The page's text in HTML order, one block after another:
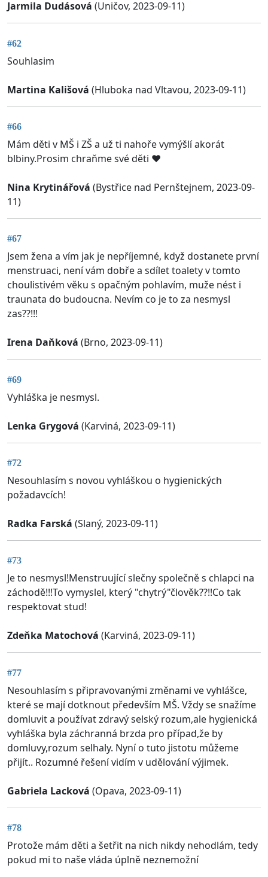
Jarmila Dudásová (Uničov, 2023-09-11)
#62
Souhlasim
Martina Kališová (Hluboka nad Vltavou, 2023-09-11)
#66
Mám děti v MŠ i ZŠ a už ti nahoře vymýšlí akorát
blbiny.Prosim chraňme své děti ❤️
Nina Krytinářová (Bystřice nad Pernštejnem, 2023-09-
11)
#67
Jsem žena a vím jak je nepříjemné, když dostanete první
menstruaci, není vám dobře a sdílet toalety v tomto
choulistivém věku s opačným pohlavím, muže nést i
traunata do budoucna. Nevím co je to za nesmysl
zas??!!!
Irena Daňková (Brno, 2023-09-11)
#69
Vyhláška je nesmysl.
Lenka Grygová (Karviná, 2023-09-11)
#72
Nesouhlasím s novou vyhláškou o hygienických
požadavcích!
Radka Farská (Slaný, 2023-09-11)
#73
Je to nesmysl!Menstruující slečny společně s chlapci na
záchodě!!!To vymyslel, který "chytrý"člověk??!!Co tak
respektovat stud!
Zdeňka Matochová (Karviná, 2023-09-11)
#77
Nesouhlasím s připravovanými změnami ve vyhlášce,
které se mají dotknout především MŠ. Vždy se snažíme
domluvit a používat zdravý selský rozum,ale hygienická
vyhláška byla záchranná brzda pro případ,že by
domluvy,rozum selhaly. Nyní o tuto jistotu můžeme
přijít.. Rozumné řešení vidím v udělování výjimek.
Gabriela Lacková (Opava, 2023-09-11)
#78
Protože mám děti a šetřit na nich nikdy nehodlám, tedy
pokud mi to naše vláda úplně neznemožní